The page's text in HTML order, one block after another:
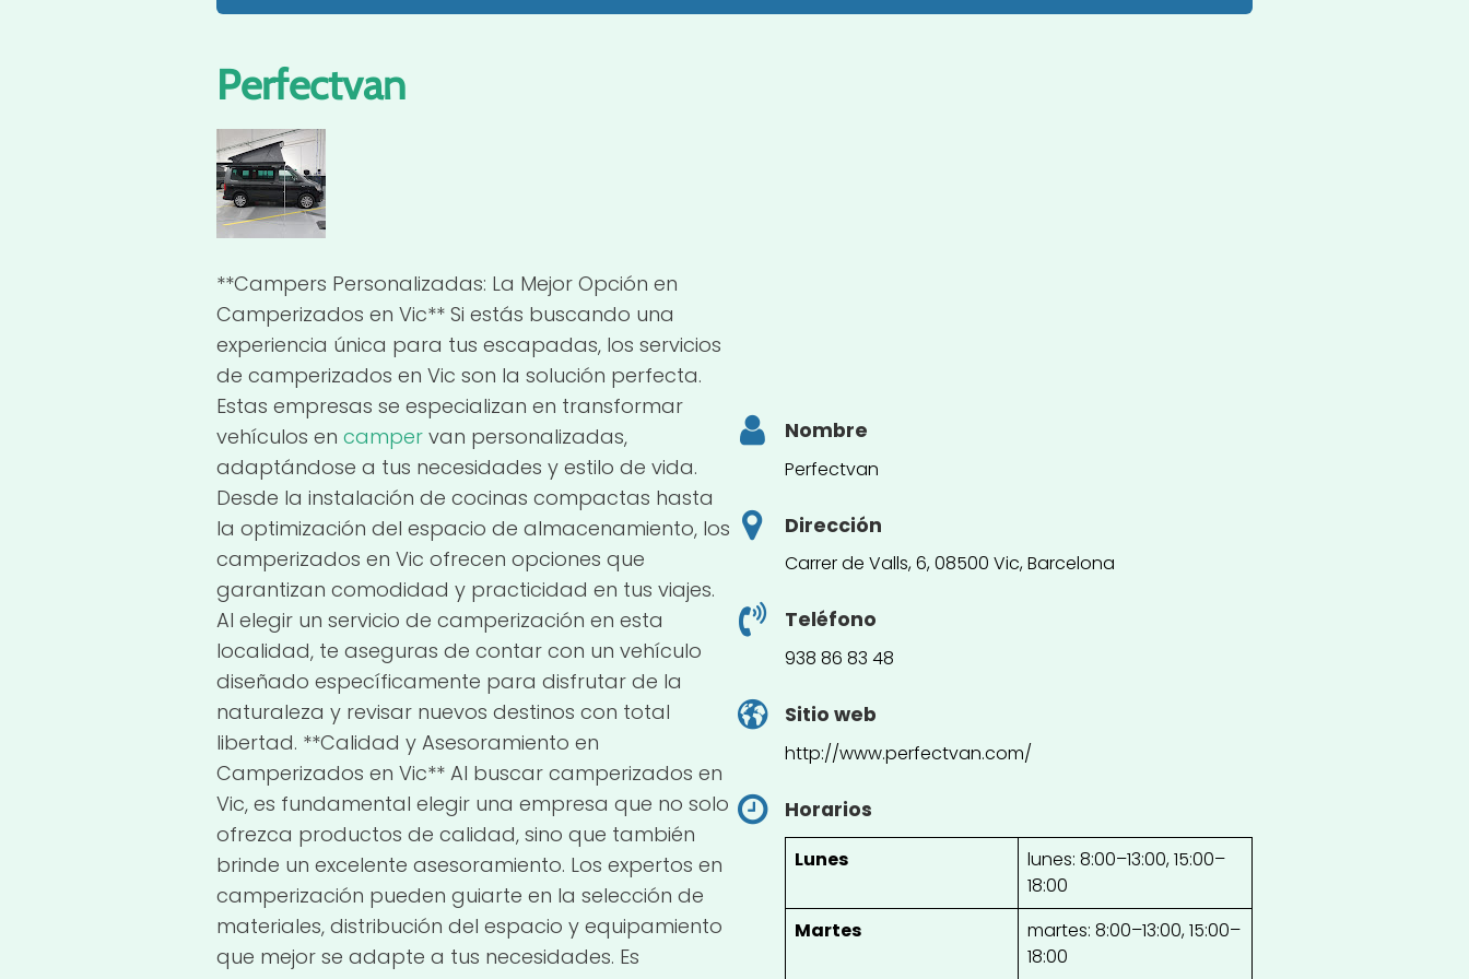
Perfectvan
**Campers Personalizadas: La Mejor Opción en
Camperizados en Vic** Si estás buscando una
experiencia única para tus escapadas, los servicios
de camperizados en Vic son la solución perfecta.
Estas empresas se especializan en transformar
vehículos en camper van personalizadas,
adaptándose a tus necesidades y estilo de vida.
Desde la instalación de cocinas compactas hasta
la optimización del espacio de almacenamiento, los
camperizados en Vic ofrecen opciones que
garantizan comodidad y practicidad en tus viajes.
Al elegir un servicio de camperización en esta
localidad, te aseguras de contar con un vehículo
diseñado específicamente para disfrutar de la
naturaleza y revisar nuevos destinos con total
libertad. **Calidad y Asesoramiento en
Camperizados en Vic** Al buscar camperizados en
Vic, es fundamental elegir una empresa que no solo
ofrezca productos de calidad, sino que también
brinde un excelente asesoramiento. Los expertos en
camperización pueden guiarte en la selección de
materiales, distribución del espacio y equipamiento
que mejor se adapte a tus necesidades. Es
Nombre
Perfectvan
Dirección
Carrer de Valls, 6, 08500 Vic, Barcelona
Teléfono
938 86 83 48
Sitio web
http://www.perfectvan.com/
Horarios
Lunes
lunes: 8:00–13:00, 15:00–
18:00
Martes
martes: 8:00–13:00, 15:00–
18:00